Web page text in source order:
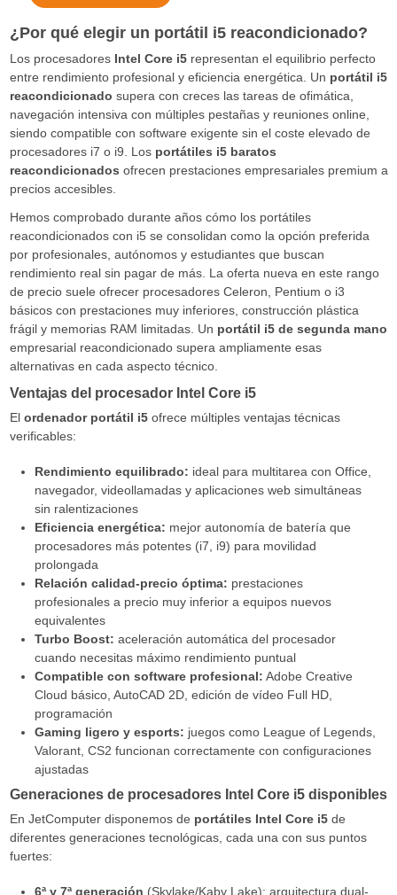
¿Por qué elegir un portátil i5 reacondicionado?
Los procesadores Intel Core i5representan el equilibrio perfecto
entre rendimiento profesional y eficiencia energética. Un portátil i5
reacondicionado supera con creces las tareas de ofimática,
navegación intensiva con múltiples pestañas y reuniones online,
siendo compatible con software exigente sin el coste elevado de
procesadores i7 o i9. Los portátiles i5 baratos
reacondicionados ofrecen prestaciones empresariales premium a
precios accesibles.
Hemos comprobado durante años cómo los portátiles
reacondicionados con i5 se consolidan como la opción preferida
por profesionales, autónomos y estudiantes que buscan
rendimiento real sin pagar de más. La oferta nueva en este rango
de precio suele ofrecer procesadores Celeron, Pentium o i3
básicos con prestaciones muy inferiores, construcción plástica
frágil y memorias RAM limitadas. Un portátil i5 de segunda mano
empresarial reacondicionado supera ampliamente esas
alternativas en cada aspecto técnico.
Ventajas del procesador Intel Core i5
El ordenador portátil i5ofrece múltiples ventajas técnicas
verificables:
Rendimiento equilibrado: ideal para multitarea con Office,
navegador, videollamadas y aplicaciones web simultáneas
sin ralentizaciones
Eficiencia energética: mejor autonomía de batería que
procesadores más potentes (i7, i9) para movilidad
prolongada
Relación calidad-precio óptima: prestaciones
profesionales a precio muy inferior a equipos nuevos
equivalentes
Turbo Boost: aceleración automática del procesador
cuando necesitas máximo rendimiento puntual
Compatible con software profesional: Adobe Creative
Cloud básico, AutoCAD 2D, edición de vídeo Full HD,
programación
Gaming ligero y esports: juegos como League of Legends,
Valorant, CS2 funcionan correctamente con configuraciones
ajustadas
Generaciones de procesadores Intel Core i5 disponibles
En JetComputer disponemos de portátiles Intel Core i5de
diferentes generaciones tecnológicas, cada una con sus puntos
fuertes:
6ª y 7ª generación (Skylake/Kaby Lake): arquitectura dual-